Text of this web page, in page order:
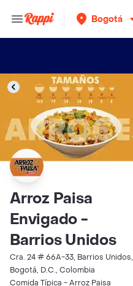
Bogotá
Arroz Paisa
Envigado -
Barrios Unidos
Cra. 24 # 66A-33, Barrios Unidos,
Bogotá, D.C., Colombia
Comida Típica - Arroz Paisa